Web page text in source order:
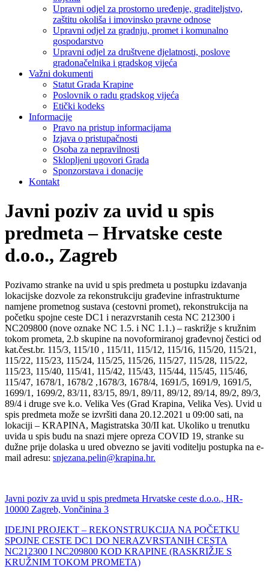
Upravni odjel za prostorno uređenje, graditeljstvo,
zaštitu okoliša i imovinsko pravne odnose
Upravni odjel za gradnju, promet i komunalno
gospodarstvo
Upravni odjel za društvene djelatnosti, poslove
gradonačelnika i gradskog vijeća
Važni dokumenti
Statut Grada Krapine
Poslovnik o radu gradskog vijeća
Etički kodeks
Informacije
Pravo na pristup informacijama
Izjava o pristupačnosti
Osoba za nepravilnosti
Sklopljeni ugovori Grada
Sponzorstava i donacije
Kontakt
Javni poziv za uvid u spis
predmeta – Hrvatske ceste
d.o.o., Zagreb
Pozivamo stranke na uvid u spis predmeta u postupku izdavanja
lokacijske dozvole za rekonstrukciju građevine infrastrukturne
namjene prometnog sustava (cestovni promet), rekonstrukcija na
početku spojne ceste DC1 i nerazvrstanih cesta NC 212300 i
NC209800 (nove oznake NC 1.5. i NC 1.1.) – raskrižje s kružnim
tokom prometa, 2.b skupine na novoformiranoj građevnoj čestici od
kat.čest.br. 115/3, 115/10 , 115/11, 115/12, 115/16, 115/20, 115/21,
115/22, 115/23, 115/24, 115/25, 115/26, 115/27, 115/28, 115/22,
115/23, 115/40, 115/41, 115/42, 115/43, 115/44, 115/45, 115/46,
115/47, 1678/1, 1678/2 ,1678/3, 1678/4, 1691/5, 1691/9, 1691/5,
1699/1, 1699/2, 83/11, 83/15, 89/1, 89/11, 89/12, 89/14, 89/2, 89/3,
89/4 i druge sve k.o. Velika Ves (Grad Krapina, Velika Ves). Uvid u
spis predmeta može se izvršiti dana 20.12.2021 u 09:00 sati, na
lokaciji – KRAPINA, Magistratska 30/II kat. Ukoliko u trenutku
uvida u spis budu na snazi mjere opreza COVID 19, stranke su
dužne prije dolaska u ured obvezno se javiti voditelju postupka na e-
mail adresu: snjezana.pelin@krapina.hr.
Javni poziv za uvid u spis predmeta Hrvatske ceste d.o.o., HR-
10000 Zagreb, Vončinina 3
IDEJNI PROJEKT – REKONSTRUKCIJA NA POČETKU
SPOJNE CESTE DC1 DO NERAZVRSTANIH CESTA
NC212300 I NC209800 KOD KRAPINE (RASKRIŽJE S
KRUŽNIM TOKOM PROMETA)